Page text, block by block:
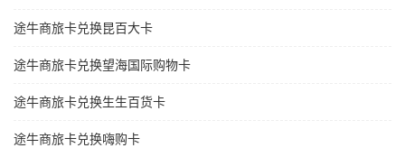
途牛商旅卡兑换昆百大卡
途牛商旅卡兑换望海国际购物卡
途牛商旅卡兑换生生百货卡
途牛商旅卡兑换嗨购卡